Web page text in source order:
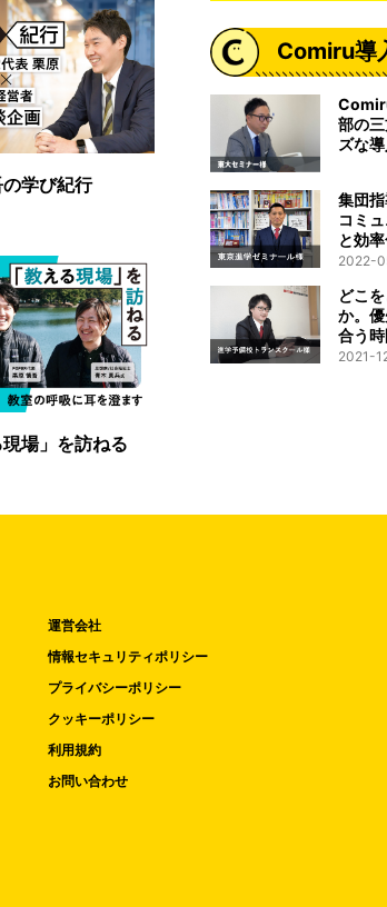
学び紀行
現場」を訪ねる
Comiru導
部の
ズな
集団
コミ
と効
2022-
どこ
か。
合う
べきだ
2021-
運営会社
情報セキュリティポリシー
プライバシーポリシー
クッキーポリシー
利用規約
お問い合わせ